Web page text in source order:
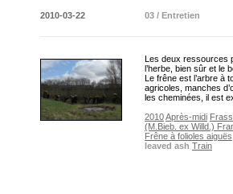
2010-03-22
03 / Entretien
Les deux ressources
l’herbe, bien sûr et le
Le frêne est l’arbre à
agricoles, manches
les cheminées, il est
2010Après-midi
(M.Bieb. ex Willd.)
Frêne à folioles aiguës
leaved ash Train